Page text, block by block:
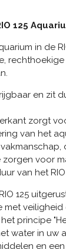
125
in de
en zit
zorgt
van het
voor
van het RIO
125
met
principe
water in uw
en